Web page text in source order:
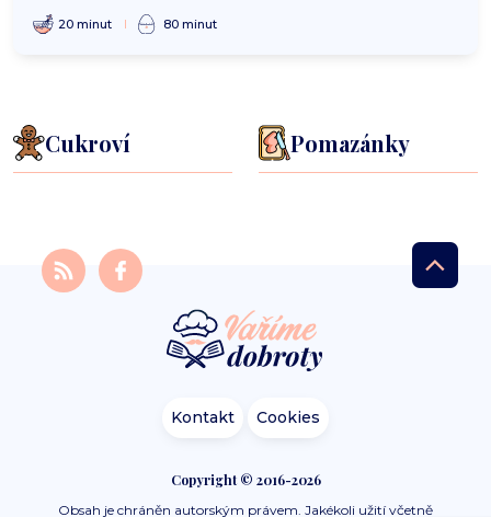
20 minut 80 minut
Cukroví Pomazánky
Kontakt Cookies
Copyright © 2016-2026
Obsah je chráněn autorským právem. Jakékoli užití včetně